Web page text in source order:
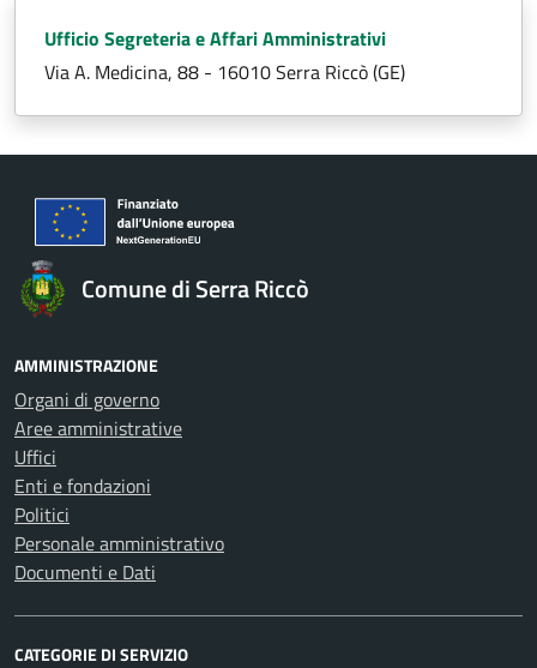
Ufficio Segreteria e Affari Amministrativi
Via A. Medicina, 88 - 16010 Serra Riccò (GE)
Comune di Serra Riccò
AMMINISTRAZIONE
Organi di governo
Aree amministrative
Uffici
Enti e fondazioni
Politici
Personale amministrativo
Documenti e Dati
CATEGORIE DI SERVIZIO